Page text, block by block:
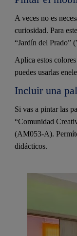
A veces no es
curiosidad. Para
“Jardín del
Aplica estos
puedes usarlas
Incluir una
Si vas a pintar las
“Comunidad
(AM053-A).
didácticos.